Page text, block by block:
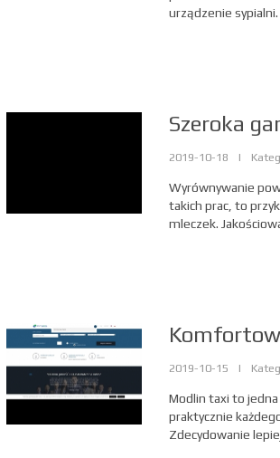
urządzenie
Szeroka
2019-10-18 |
Wyrównywanie
takich prac, to
mleczek.
2019-10-15 |
Modlin taxi to jedna
praktycznie
Zdecydowanie